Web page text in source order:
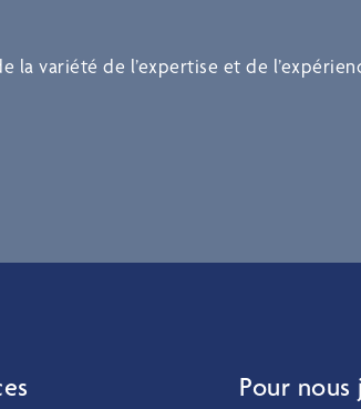
variété de l’expertise et de
Pour nous